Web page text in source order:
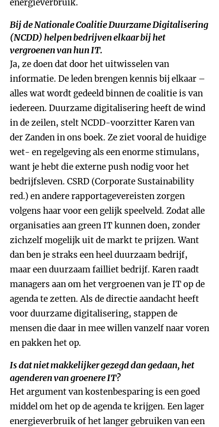
energieverbruik.
Bij de Nationale Coalitie Duurzame Digitalisering
(NCDD) helpen bedrijven elkaar bij het
vergroenen van hun IT.
Ja, ze doen dat door het uitwisselen van
informatie. De leden brengen kennis bij elkaar –
alles wat wordt gedeeld binnen de coalitie is van
iedereen. Duurzame digitalisering heeft de wind
in de zeilen, stelt NCDD-voorzitter Karen van
der Zanden in ons boek. Ze ziet vooral de huidige
wet- en regelgeving als een enorme stimulans,
want je hebt die externe push nodig voor het
bedrijfsleven. CSRD (Corporate Sustainability
red.) en andere rapportagevereisten zorgen
volgens haar voor een gelijk speelveld. Zodat alle
organisaties aan green IT kunnen doen, zonder
zichzelf mogelijk uit de markt te prijzen. Want
dan ben je straks een heel duurzaam bedrijf,
maar een duurzaam failliet bedrijf. Karen raadt
managers aan om het vergroenen van je IT op de
agenda te zetten. Als de directie aandacht heeft
voor duurzame digitalisering, stappen de
mensen die daar in mee willen vanzelf naar voren
en pakken het op.
Is dat niet makkelijker gezegd dan gedaan, het
agenderen van groenere IT?
Het argument van kostenbesparing is een goed
middel om het op de agenda te krijgen. Een lager
energieverbruik of het langer gebruiken van een